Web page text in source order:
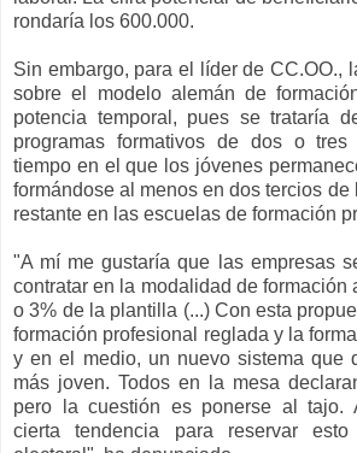
rondaría los 600.000.
Sin embargo, para el líder de CC.OO.,
sobre el modelo alemán de
potencia temporal, pues se trataría
programas formativos de dos o
tiempo en el que los jóvenes
formándose al menos en dos tercios
restante en las escuelas de formación
"A mí me gustaría que las empresas
contratar en la modalidad de formación
o 3% de la plantilla (...) Con esta
formación profesional reglada y la
y en el medio, un nuevo sistema que
más joven. Todos en la mesa
pero la cuestión es ponerse al tajo.
cierta tendencia para reservar